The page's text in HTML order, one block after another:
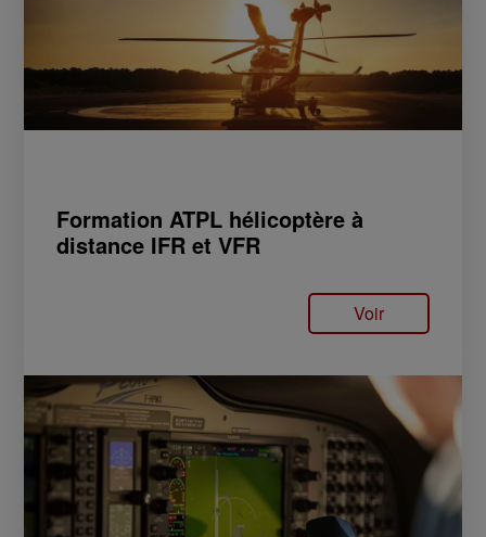
Formation ATPL hélicoptère à
distance IFR et VFR
Voir